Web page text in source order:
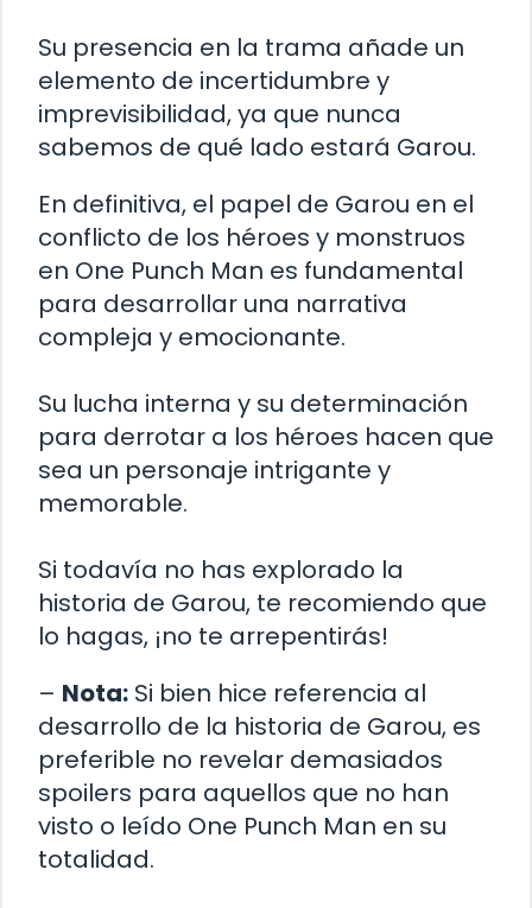
Su presencia en la trama añade un
elemento de incertidumbre y
imprevisibilidad, ya que nunca
sabemos de qué lado estará Garou.
En definitiva, el papel de Garou en el
conflicto de los héroes y monstruos
en One Punch Man es fundamental
para desarrollar una narrativa
compleja y emocionante.
Su lucha interna y su determinación
para derrotar a los héroes hacen que
sea un personaje intrigante y
memorable.
Si todavía no has explorado la
historia de Garou, te recomiendo que
lo hagas, ¡no te arrepentirás!
– Nota: Si bien hice referencia al
desarrollo de la historia de Garou, es
preferible no revelar demasiados
spoilers para aquellos que no han
visto o leído One Punch Man en su
totalidad.